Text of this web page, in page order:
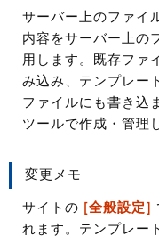
サーバー上のファイ
内容をサーバー上の
用します。既存ファ
み込み、テンプレー
ファイルにも書き込
ツールで作成・管理
変更メモ
サイトの [全般設定]
れます。テンプレー